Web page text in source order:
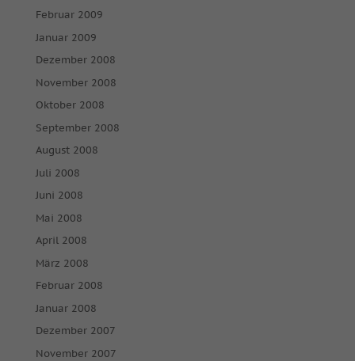
Februar 2009
Januar 2009
Dezember 2008
November 2008
Oktober 2008
September 2008
August 2008
Juli 2008
Juni 2008
Mai 2008
April 2008
März 2008
Februar 2008
Januar 2008
Dezember 2007
November 2007